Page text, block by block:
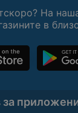
На
в
за